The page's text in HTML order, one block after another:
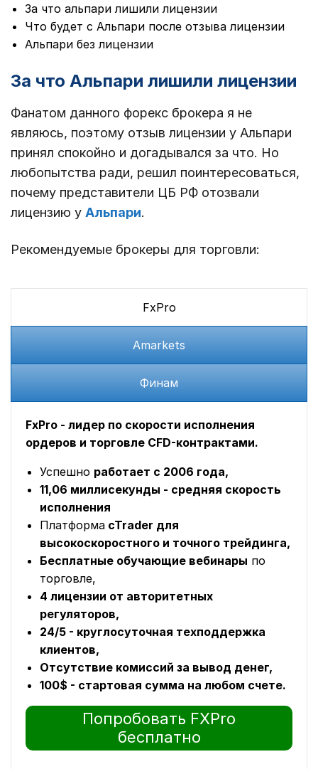
За что альпари лишили лицензии
Что будет с Альпари после отзыва лицензии
Альпари без лицензии
За что Альпари лишили лицензии
Фанатом данного форекс брокера я не
являюсь, поэтому отзыв лицензии у Альпари
принял спокойно и догадывался за что. Но
любопытства ради, решил поинтересоваться,
почему представители ЦБ РФ отозвали
лицензию у Альпари.
Рекомендуемые брокеры для торговли:
FxPro
Amarkets
Финам
FxPro - лидер по скорости исполнения
ордеров и торговле CFD-контрактами.
Успешно работает с 2006 года,
11,06 миллисекунды - средняя скорость
исполнения
Платформа cTrader для
высокоскоростного и точного трейдинга,
Бесплатные обучающие вебинары по
торговле,
4 лицензии от авторитетных
регуляторов,
24/5 - круглосуточная техподдержка
клиентов,
Отсутствие комиссий за вывод денег,
100$ - стартовая сумма на любом счете.
Попробовать FXPro
бесплатно